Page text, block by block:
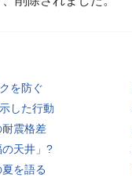
を防ぐ
した行動
震格差
天井」?
を語る